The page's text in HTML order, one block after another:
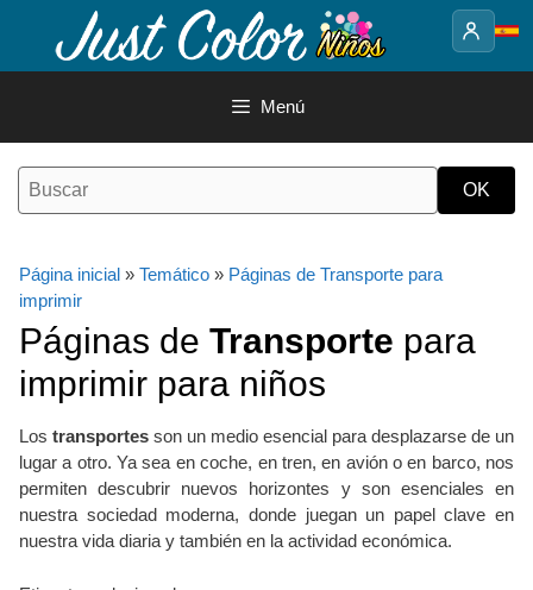
contenido
Menú
Página inicial » Temático » Páginas de Transporte para
imprimir
Páginas de Transporte para
imprimir para niños
Los transportes son un medio esencial para desplazarse de un
lugar a otro. Ya sea en coche, en tren, en avión o en barco, nos
permiten descubrir nuevos horizontes y son esenciales en
nuestra sociedad moderna, donde juegan un papel clave en
nuestra vida diaria y también en la actividad económica.